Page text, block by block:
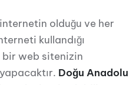
olduğu ve her
kullandığı
bir web sitenizin
Doğu Anadolu